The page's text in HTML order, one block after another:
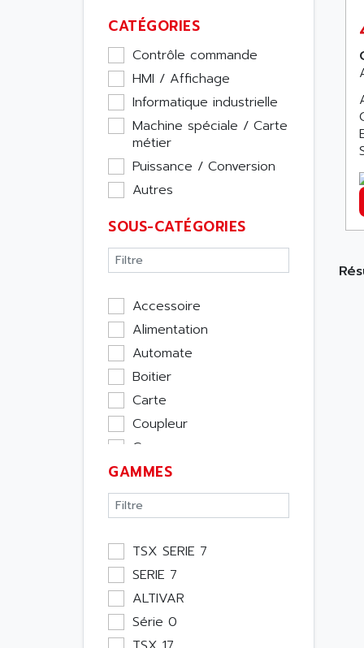
CATÉGORIES
Contrôle commande
HMI / Affichage
Informatique industrielle
Machine spéciale / Carte
métier
Puissance / Conversion
Autres
SOUS-CATÉGORIES
Accessoire
Alimentation
Automate
Boitier
Carte
Coupleur
Cpu
Ecran
Entrée / Sortie
Memoire
Module Métier
Moteur
Pupitre Opérateur
Rack
Etude
GAMMES
TSX SERIE 7
SERIE 7
ALTIVAR
Série 0